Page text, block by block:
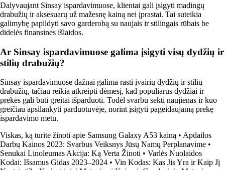
Dalyvaujant Sinsay ispardavimuose, klientai gali įsigyti madingų
drabužių ir aksesuarų už mažesnę kainą nei įprastai. Tai suteikia
galimybę papildyti savo garderobą su naujais ir stilingais rūbais be
didelės finansinės išlaidos.
Ar Sinsay ispardavimuose galima įsigyti visų dydžių ir
stilių drabužių?
Sinsay ispardavimuose dažnai galima rasti įvairių dydžių ir stilių
drabužių, tačiau reikia atkreipti dėmesį, kad populiarūs dydžiai ir
prekės gali būti greitai išparduoti. Todėl svarbu sekti naujienas ir kuo
greičiau apsilankyti parduotuvėje, norint įsigyti pageidaujamą prekę
ispardavimo metu.
Viskas, ką turite žinoti apie Samsung Galaxy A53 kainą • Apdailos
Darbų Kainos 2023: Svarbus Veiksnys Jūsų Namų Perplanavime •
Senukai Linoleumas Akcija: Ką Verta Žinoti • Varlės Nuolaidos
Kodai: Išsamus Gidas 2023–2024 • Vin Kodas: Kas Jis Yra ir Kaip Jį